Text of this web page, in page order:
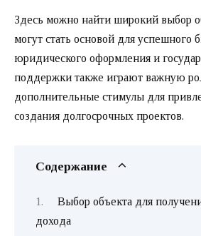
Здесь можно найти широкий выбор
могут стать основой для успешного
юридического оформления и
поддержки также играют важную
дополнительные стимулы для
создания долгосрочных проектов.
Содержание
Выбор объекта для
дохода